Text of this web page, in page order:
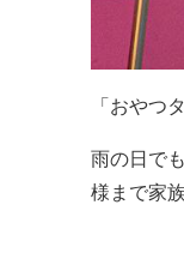
「おやつ
雨の日で
様まで家